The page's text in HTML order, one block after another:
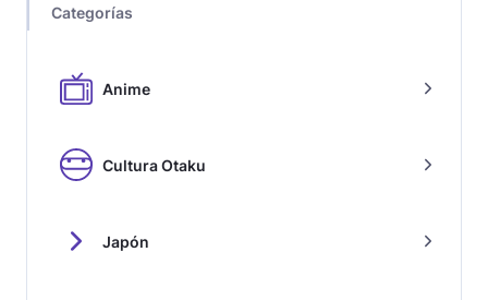
Categorías
Anime
Cultura Otaku
Japón